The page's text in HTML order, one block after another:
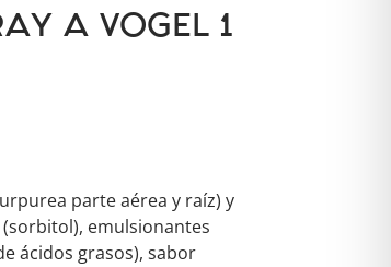
A VOGEL 1
parte aérea y raíz) y
emulsionantes
ácidos grasos), sabor